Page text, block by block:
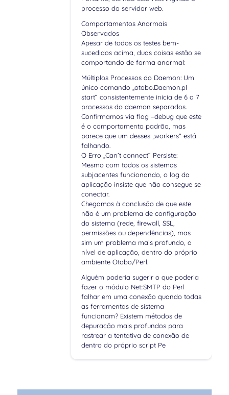
processo do servidor web.
Comportamentos Anormais
Observados
Apesar de todos os testes bem-
sucedidos acima, duas coisas estão se
comportando de forma anormal:
Múltiplos Processos do Daemon: Um
único comando „otobo.Daemon.pl
start“ consistentemente inicia de 6 a 7
processos do daemon separados.
Confirmamos via flag –debug que este
é o comportamento padrão, mas
parece que um desses „workers“ está
falhando.
O Erro „Can’t connect“ Persiste:
Mesmo com todos os sistemas
subjacentes funcionando, o log da
aplicação insiste que não consegue se
conectar.
Chegamos à conclusão de que este
não é um problema de configuração
do sistema (rede, firewall, SSL,
permissões ou dependências), mas
sim um problema mais profundo, a
nível de aplicação, dentro do próprio
ambiente Otobo/Perl.
Alguém poderia sugerir o que poderia
fazer o módulo Net::SMTP do Perl
falhar em uma conexão quando todas
as ferramentas de sistema
funcionam? Existem métodos de
depuração mais profundos para
rastrear a tentativa de conexão de
dentro do próprio script Pe